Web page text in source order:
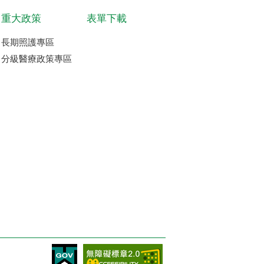
重大政策
長期照護專區
分級醫療政策專區
表單下載